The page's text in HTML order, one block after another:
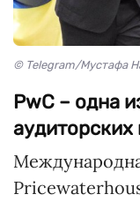
© Telegram/Мустафа
PwC – одна